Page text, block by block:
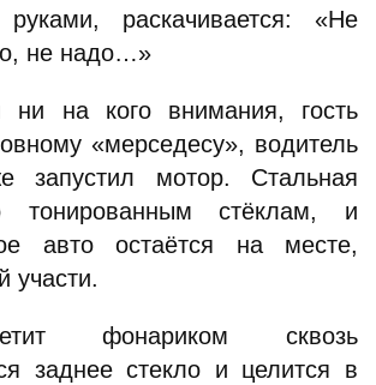
руками, раскачивается: «Не
не надо…»
на кого внимания, гость
«мерседесу», водитель
запустил мотор. Стальная
тонированным стёклам, и
авто остаётся на месте,
участи.
фонариком сквозь
заднее стекло и целится в